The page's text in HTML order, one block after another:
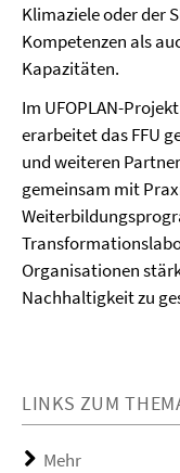
Klimaziele oder der
Kompetenzen als
Kapazitäten.
Im UFOPLAN-
erarbeitet das FFU
und weiteren
gemeinsam mit
Organisationen
Nachhaltigkeit zu
LINKS ZUM
Mehr